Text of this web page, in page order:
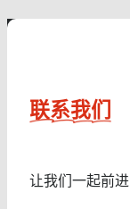
联系我们
让我们一起前进